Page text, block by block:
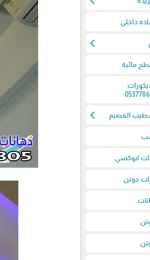
داخلي
chevron_left
مائية
القصيم chevron_left
ابوكسي
جوتن